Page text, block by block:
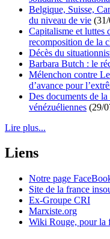
Belgique, Suisse,
du niveau de vie
Capitalisme et luttes
recomposition de la
Décès du
Barbara Butch : le
Mélenchon contre
d’avance pour
Des documents de
vénézuéliennes (29/
Lire plus...
Liens
Notre page
Site de la france
Ex-Groupe CRI
Marxiste.org
Wiki Rouge, pour la